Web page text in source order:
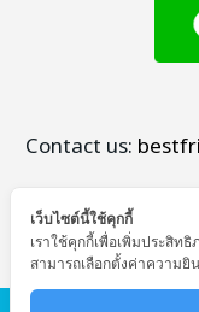
Contact us:
เว็บไซต์นี้ใช้คุกกี้
เราใช้คุกกี้เพื่อเพิ่มประสิ
สามารถเลือกตั้งค่าความ